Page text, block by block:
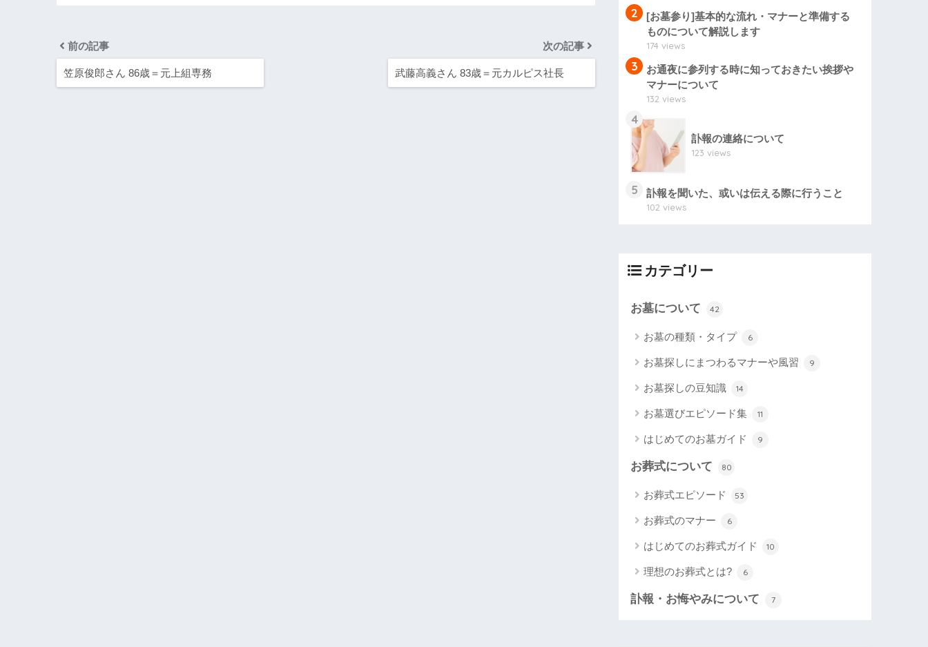
前の記事
笠原俊郎さん 86歳＝元上組専務
次の記事
武藤高義さん 83歳＝元カルピス社長
2
[お墓参り]基本的な流れ・マナーと準備する
ものについて解説します
174 views
3
お通夜に参列する時に知っておきたい挨拶や
マナーについて
132 views
4
訃報の連絡について
123 views
5 訃報を聞いた、或いは伝える際に行うこと
102 views
カテゴリー
お墓について 42
お墓の種類・タイプ 6
お墓探しにまつわるマナーや風習 9
お墓探しの豆知識 14
お墓選びエピソード集 11
はじめてのお墓ガイド 9
お葬式について 80
お葬式エピソード 53
お葬式のマナー 6
はじめてのお葬式ガイド 10
理想のお葬式とは? 6
訃報・お悔やみについて 7